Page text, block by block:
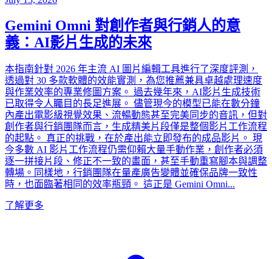
Gemini Omni 對創作者與行銷人的意
義：AI影片生成的未來
本指南針對 2026 年主流 AI 圖片編輯工具進行了深度評測，
透過對 30 多款軟體的效能實測，為您推薦兼具卓越處理速度
與作業效率的專業修圖方案。 過去幾年來，AI影片生成技術
已取得令人矚目的長足進展。 儘管現今的模型已能在數分鐘
內產出電影級視覺效果、流暢動態甚至完美同步的音訊，但對
創作者與行銷團隊而言，生成精美片段僅是整個影片工作流程
的起點。 真正的挑戰，在於產出能立即發布的成品影片。 現
今多數 AI 影片工作流程仍需仰賴大量手動作業，創作者必須
逐一拼接片段、修正不一致的畫面，甚至手動重寫腳本與調整
轉場。同樣地，行銷團隊在量產廣告變體並確保品牌一致性
時，也面臨著相同的效率瓶頸。 這正是 Gemini Omni...
了解更多